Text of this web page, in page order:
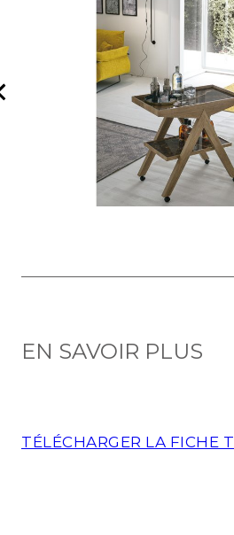
EN SAVOIR PLUS
TÉLÉCHARGER LA FICHE